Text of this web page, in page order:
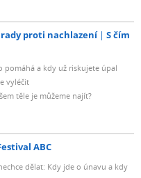
rady proti nachlazení
S čím
pomáhá a kdy už riskujete úpal
vyléčit
těle je můžeme najít?
ABC
dělat: Kdy jde o únavu a kdy